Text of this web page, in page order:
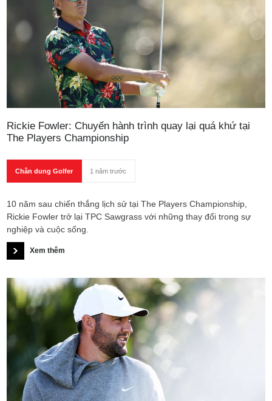
Rickie Fowler: Chuyến hành trình quay lại quá khứ tại
The Players Championship
Chân dung Golfer 1 năm trước
10 năm sau chiến thắng lịch sử tại The Players Championship,
Rickie Fowler trở lại TPC Sawgrass với những thay đổi trong sự
nghiệp và cuộc sống.
Xem thêm